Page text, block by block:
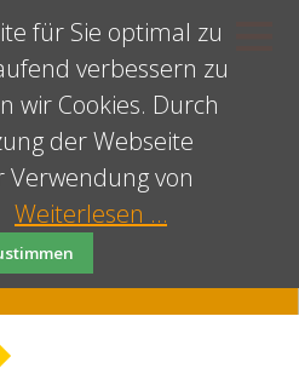
für Sie optimal zu
verbessern zu
wir Cookies. Durch
der Webseite
von
Weiterlesen …